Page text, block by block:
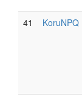
41 KoruNPQ